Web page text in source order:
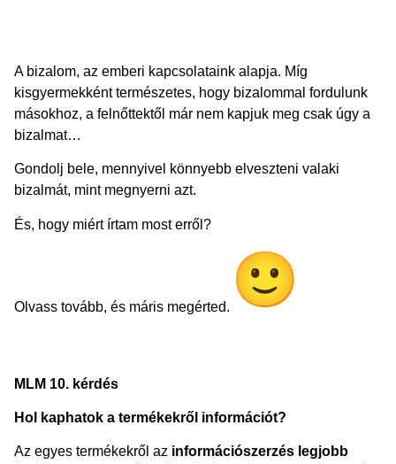
A bizalom, az emberi kapcsolataink alapja. Míg
kisgyermekként természetes, hogy bizalommal fordulunk
másokhoz, a felnőttektől már nem kapjuk meg csak úgy a
bizalmat…
Gondolj bele, mennyivel könnyebb elveszteni valaki
bizalmát, mint megnyerni azt.
És, hogy miért írtam most erről?
Olvass tovább, és máris megérted.
MLM 10. kérdés
Hol kaphatok a termékekről információt?
Az egyes termékekről az információszerzés legjobb